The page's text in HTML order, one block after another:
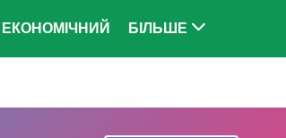
ЕКОНОМІЧНИЙ БІЛЬШЕ